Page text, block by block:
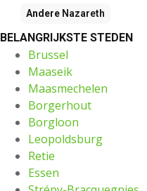
Andere Nazareth
BELANGRIJKSTE STEDEN
Brussel
Maaseik
Maasmechelen
Borgerhout
Borgloon
Leopoldsburg
Retie
Essen